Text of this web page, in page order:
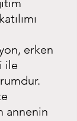
erken
ile
annenin